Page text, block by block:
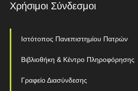
Χρήσιμοι Σύνδεσμοι
Ιστότοπος Πανεπιστημίου Πατρών
Βιβλιοθήκη & Κέντρο Πληροφόρησης
Γραφείο Διασύνδεσης